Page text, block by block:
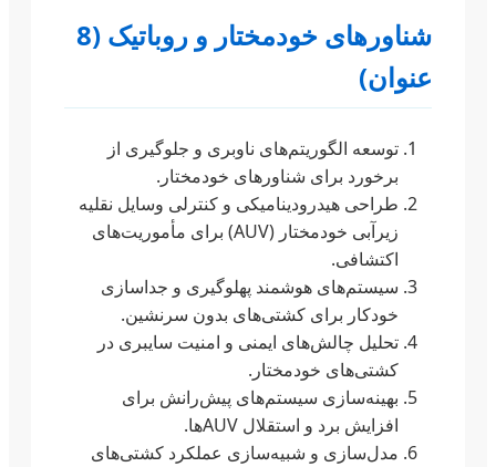
شناورهای خودمختار و روباتیک (8
عنوان)
توسعه الگوریتم‌های ناوبری و جلوگیری از
برخورد برای شناورهای خودمختار.
طراحی هیدرودینامیکی و کنترلی وسایل نقلیه
زیرآبی خودمختار (AUV) برای مأموریت‌های
اکتشافی.
سیستم‌های هوشمند پهلوگیری و جداسازی
خودکار برای کشتی‌های بدون سرنشین.
تحلیل چالش‌های ایمنی و امنیت سایبری در
کشتی‌های خودمختار.
بهینه‌سازی سیستم‌های پیش‌رانش برای
افزایش برد و استقلال AUVها.
مدل‌سازی و شبیه‌سازی عملکرد کشتی‌های